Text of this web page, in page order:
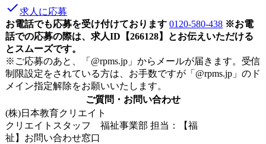
done求人に応募
お電話でも応募を受け付けております 0120-580-438 ※お電
話での応募の際は、求人ID【266128】とお伝えいただける
とスムーズです。
※ご応募のあと、「@rpms.jp」からメールが届きます。受信
制限設定をされている方は、お手数ですが「@rpms.jp」のド
メイン指定解除をお願いいたします。
ご質問・お問い合わせ
(株)日本教育クリエイト
クリエイトスタッフ 福祉事業部 担当：【福
祉】お問い合わせ窓口